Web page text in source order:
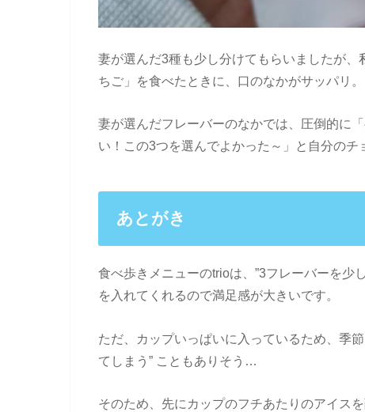
妻が選んだ3種も少し分けてもらいましたが
ちご」を食べたときに、口のなかがサッパリ。
妻が選んだフレーバーのなかでは、圧倒的に
い！この3つを選んでよかった～」と自分のチ
あとがき
食べ歩きメニューのtrioは、”3フレーバーを少
を入れてくれるので満足感が大きいです。
ただ、カップいっぱいに入っているため、季
てしまう” こともありそう…
そのため、先にカップのフチあたりのアイス